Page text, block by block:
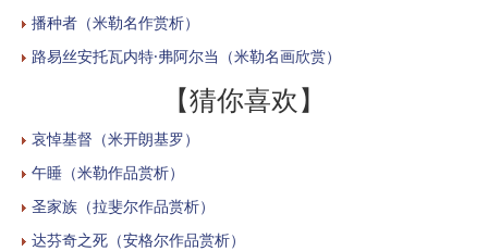
播种者（米勒名作赏析）
路易丝安托瓦内特·弗阿尔当（米勒名画欣赏）
【猜你喜欢】
哀悼基督（米开朗基罗）
午睡（米勒作品赏析）
圣家族（拉斐尔作品赏析）
达芬奇之死（安格尔作品赏析）